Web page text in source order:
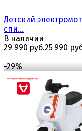
избранноесравнить
Детский
спи...
В наличии
29 990 руб.25 990
-29%